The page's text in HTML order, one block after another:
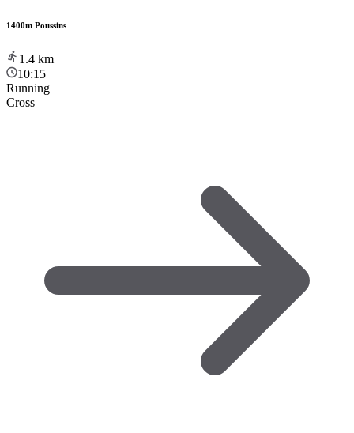
1400m Poussins
1.4 km
10:15
Running
Cross